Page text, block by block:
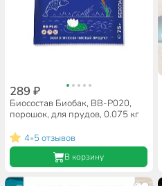
289 ₽
Биосостав Биобак, BB-P020,
порошок, для прудов, 0.075 кг
4•5 отзывов
В корзину